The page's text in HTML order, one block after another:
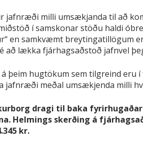
jafnræði milli umsækjanda til að
í samskonar stöðu haldi
en samkvæmt breytingatillögum
að lækka fjárhagsaðstoð jafnvel
þeim hugtökum sem tilgreind eru
jafnræði meðal umsækjenda milli
dragi til baka
Helmings skerðing á
kr.